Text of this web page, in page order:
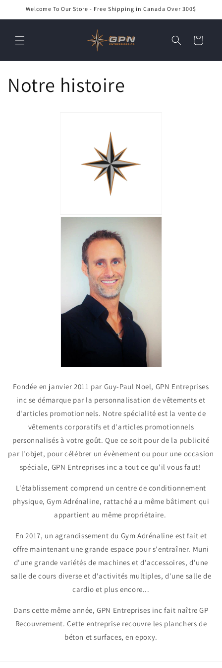
passer
au
Welcome To Our Store - Free Shipping in Canada Over 300$
Panier
Notre histoire
Fondée en janvier 2011 par Guy-Paul Noel, GPN Entreprises
inc se démarque par la personnalisation de vêtements et
d'articles promotionnels. Notre spécialité est la vente de
vêtements corporatifs et d'articles promotionnels
personnalisés à votre goût. Que ce soit pour de la publicité
par l'objet, pour célébrer un évènement ou pour une occasion
spéciale, GPN Entreprises inc a tout ce qu'il vous faut!
L'établissement comprend un centre de conditionnement
physique, Gym Adrénaline, rattaché au même bâtiment qui
appartient au même propriétaire.
En 2017, un agrandissement du Gym Adrénaline est fait et
offre maintenant une grande espace pour s'entraîner. Muni
d'une grande variétés de machines et d'accessoires, d'une
salle de cours diverse et d'activités multiples, d'une salle de
cardio et plus encore...
Dans cette même année, GPN Entreprises inc fait naître GP
Recouvrement. Cette entreprise recouvre les planchers de
béton et surfaces, en epoxy.